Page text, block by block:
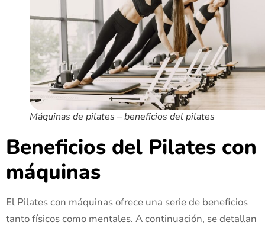
Máquinas de pilates – beneficios del pilates
Beneficios del Pilates con
máquinas
El Pilates con máquinas ofrece una serie de beneficios
tanto físicos como mentales. A continuación, se detallan